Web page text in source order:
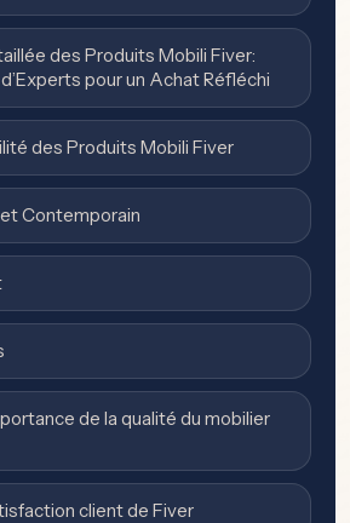
des Produits Mobili Fiver:
pour un Achat Réfléchi
des Produits Mobili Fiver
Contemporain
de la qualité du mobilier
client de Fiver